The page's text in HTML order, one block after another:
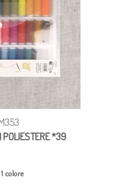
POLIESTERE *39
colore